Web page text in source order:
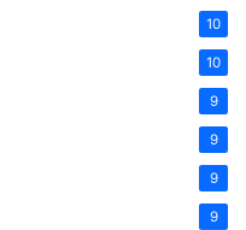
10
10
9
9
9
9